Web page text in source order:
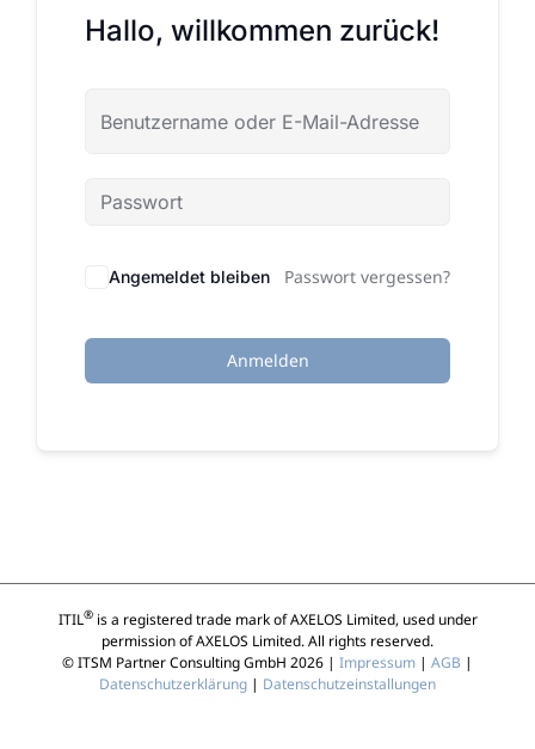
Hallo, willkommen zurück!
Angemeldet bleiben Passwort vergessen?
Anmelden
ITIL®is a registered trade mark of AXELOS Limited, used under
permission of AXELOS Limited. All rights reserved.
© ITSM Partner Consulting GmbH 2026 | Impressum | AGB |
Datenschutzerklärung | Datenschutzeinstallungen